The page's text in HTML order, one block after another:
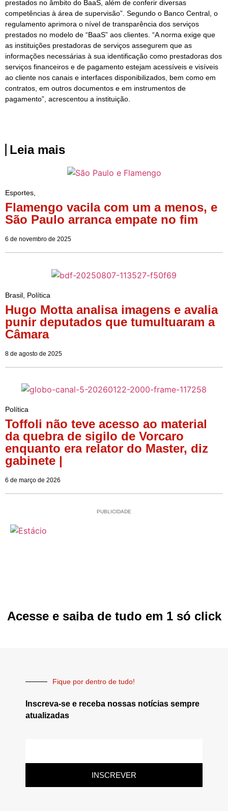
prestados no âmbito do BaaS, além de conferir diversas
competências à área de supervisão”. Segundo o Banco Central, o
regulamento aprimora o nível de transparência dos serviços
prestados no modelo de “BaaS” aos clientes. “A norma exige que
as instituições prestadoras de serviços assegurem que as
informações necessárias à sua identificação como prestadoras dos
serviços financeiros e de pagamento estejam acessíveis e visíveis
ao cliente nos canais e interfaces disponibilizados, bem como em
contratos, em outros documentos e em instrumentos de
pagamento”, acrescentou a instituição.
Leia mais
Esportes,
Flamengo vacila com um a menos, e
São Paulo arranca empate no fim
6 de novembro de 2025
Brasil Política
Hugo Motta analisa imagens e avalia
punir deputados que tumultuaram a
Câmara
8 de agosto de 2025
Política
Toffoli não teve acesso ao material
da quebra de sigilo de Vorcaro
enquanto era relator do Master, diz
gabinete |
6 de março de 2026
PUBLICIDADE
Acesse e saiba de tudo em 1 só click
Fique por dentro de tudo!
Inscreva-se e receba nossas notícias sempre
atualizadas
INSCREVER